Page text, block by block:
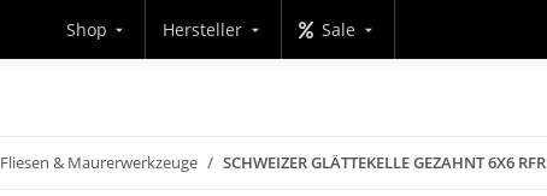
Shop Hersteller Sale
Fliesen & Maurerwerkzeuge SCHWEIZER GLÄTTEKELLE GEZAHNT 6X6 RFR